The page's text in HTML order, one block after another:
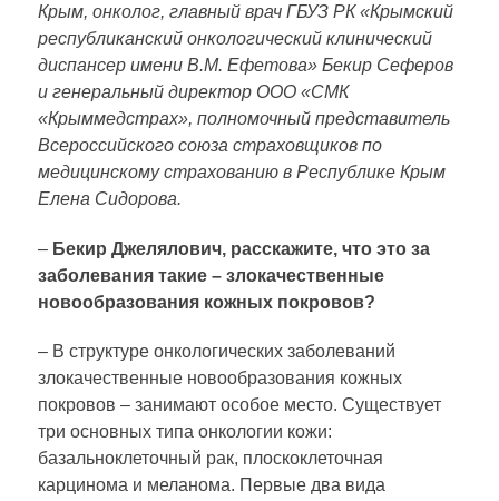
Крым, онколог, главный врач ГБУЗ РК «Крымский
республиканский онкологический клинический
диспансер имени В.М. Ефетова» Бекир Сеферов
и генеральный директор ООО «СМК
«Крыммедстрах», полномочный представитель
Всероссийского союза страховщиков по
медицинскому страхованию в Республике Крым
Елена Сидорова.
– Бекир Джелялович, расскажите, что это за
заболевания такие – злокачественные
новообразования кожных покровов?
– В структуре онкологических заболеваний
злокачественные новообразования кожных
покровов – занимают особое место. Существует
три основных типа онкологии кожи:
базальноклеточный рак, плоскоклеточная
карцинома и меланома. Первые два вида